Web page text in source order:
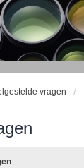
vragen